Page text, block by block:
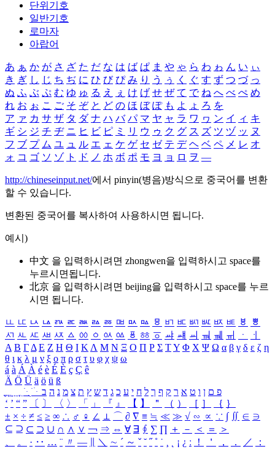
단위기호
일반기호
로마자
아랍어
あ ぁ か が さ ざ た だ な は ば ぱ ま や ゃ ら わ ゎ ん い ぃ
き ぎ し じ ち ぢ に ひ び ぴ み り う ぅ く ぐ す ず つ づ っ
ぬ ふ ぶ ぷ む ゆ ゅ る え ぇ け げ せ ぜ て で ね へ べ ぺ め
れ お ぉ こ ご そ ぞ と ど の ほ ぼ ぽ も よ ょ ろ を
ア ァ カ サ ザ タ ダ ナ ハ バ パ マ ヤ ャ ラ ワ ヮ ン イ ィ キ
ギ シ ジ チ ヂ ニ ヒ ビ ピ ミ リ ウ ゥ ク グ ス ズ ツ ヅ ッ ヌ
フ ブ プ ム ユ ュ ル エ ェ ケ ゲ セ ゼ テ デ ヘ ベ ペ メ レ オ
ォ コ ゴ ソ ゾ ト ド ノ ホ ボ ポ モ ヨ ョ ロ ヲ ―
http://chineseinput.net/에서 pinyin(병음)방식으로 중국어를 변환
할 수 있습니다.
변환된 중국어를 복사하여 사용하시면 됩니다.
예시)
中文 을 입력하시려면 zhongwen을 입력하시고 space를
누르시면됩니다.
北京 을 입력하시려면 beijing을 입력하시고 space를 누르
시면 됩니다.
ㅥ ㅦ ㅧ ㅨ ㅩ ㅪ ㅫ ㅬ ㅭ ㅮ ㅯ ㅰ ㅱ ㅲ ㅳ ㅴ ㅵ ㅶ ㅷ ㅸ
ㅹ
ㅺ ㅻ ㅼ ㅽ ㅾ ㅿ ㆀ ㆁ ㆂ ㆃ ㆄ ㆅ ㆆ ㆇ ㆈ ㆉ ㆊ ㆋ ㆌ ㆍ
ㆎ
Α Β ΓΔ Ε Ζ Η Θ Ι ΚΛ Μ Ν Ξ Ο Π Ρ Σ ΤΥ Φ Χ Ψ Ω α β γ δ ε ζ η
θ ι κ λ μ ν ξ ο π ρ σ τ υ φ χ ψ ω
á à Á À é è É È ç Ç ê
Ä Ö Ü ä ö ü ß
ִֶֹ ֻּ ׁׂ פ ם ן ו ט א ר ק ף ך ל ח י ע כ ג ד ש ץ ת צ מ נ ה ב
‘ ’ “ ” 〔 〕 〈 〉 「 」 『 』 【 】 ＂ （ ） ［ ］ ｛ ｝
± × ÷ ≠ ≤ ≥ ∞ ∴ ♂ ♀ ∠ ⊥ ⌒ ∂ ∇ ≡ ≒ ≪ ≫ √ ∽ ∝ ∵ ∫ ∬ ∈ ∋
⊆ ⊇ ⊂ ⊃ ∪ ∩ ∧ ∨ ￢ ⇒ ⇔ ∀ ∃ ∮ ∑ ∏ ＋ － ＜ ＝
＞
、
。 · ‥ … ¨ 〃 ― ＼ ∼ ´ ～ ˇ ˘ ˝ ˚ ˙ ¸ ¡ ¿ ː ！ ＇ ， ． ／
：